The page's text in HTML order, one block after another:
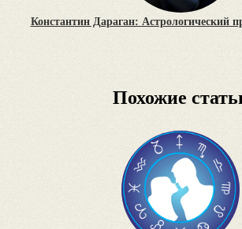
Константин Дараган: Астрологический
Похожие